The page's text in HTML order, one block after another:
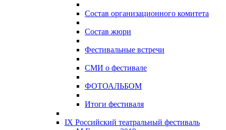
Состав организационного комитета
Состав жюри
Фестивальные встречи
СМИ о фестивале
ФОТОАЛЬБОМ
Итоги фестиваля
IX Российский театральный фестиваль